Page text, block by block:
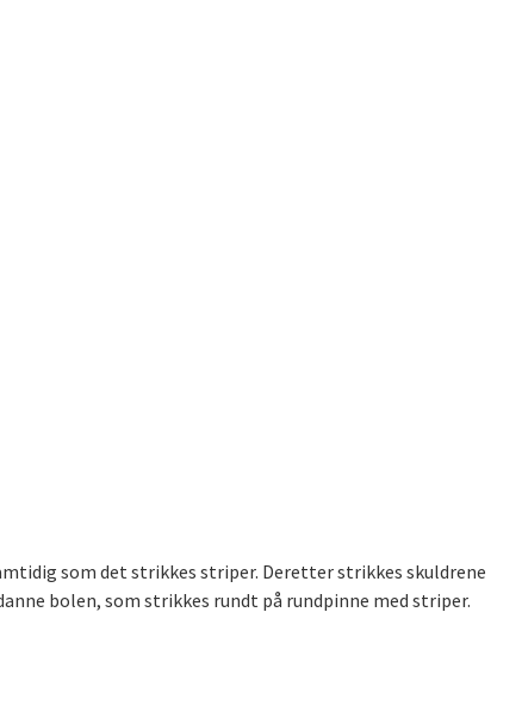
som det strikkes striper. Deretter strikkes skuldrene
bolen, som strikkes rundt på rundpinne med striper.